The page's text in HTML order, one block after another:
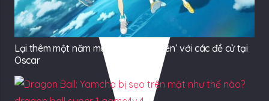
Lại thêm một năm mà Anime ‘lỡ duyên’ với các đề cử tại
Oscar